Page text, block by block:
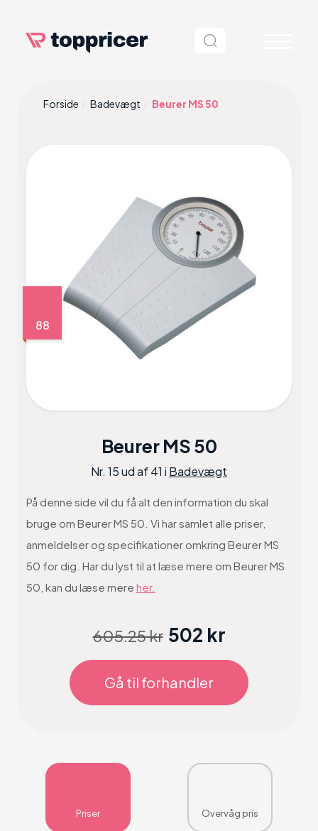
Forside Badevægt Beurer MS 50
88
Beurer MS 50
Nr. 15 ud af 41 i Badevægt
På denne side vil du få alt den information du skal
bruge om Beurer MS 50. Vi har samlet alle priser,
anmeldelser og specifikationer omkring Beurer MS
50 for dig. Har du lyst til at læse mere om Beurer MS
50, kan du læse mere her.
605.25 kr 502 kr
Gå til forhandler
Priser Overvåg pris